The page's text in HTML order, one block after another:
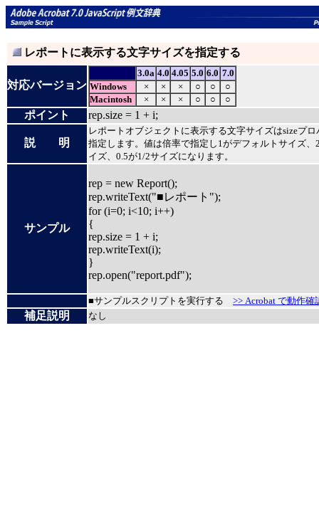
レポートに表示する文字サイズを指定する
対応バージョン
3.0a 4.0 4.05 5.0 6.0 7.0
Windows
× × × ○ ○
○
Macintosh
× × × ○ ○ ○
ポイント rep.size = 1 + i;
説 明
レポートオブジェクトに表示する文字サイズはsizeプロ
指定します。値は倍率で指定し1がデフォルトサイズ、
イズ、0.5が1/2サイズになります。
サンプル
rep = new Report();
rep.writeText("■レポート");
for (i=0; i<10; i++)
{
rep.size = 1 + i;
rep.writeText(i);
}
rep.open("report.pdf");
■サンプルスクリプトを実行する >> Acrobat で動作確
補足説明 なし